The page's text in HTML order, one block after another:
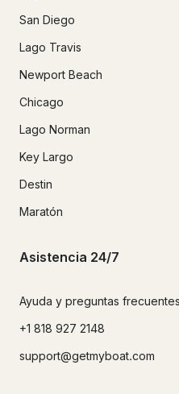
San Diego
Lago Travis
Newport Beach
Chicago
Lago Norman
Key Largo
Destin
Maratón
Asistencia 24/7
Ayuda y preguntas frecuentes
+1 818 927 2148
support@getmyboat.com